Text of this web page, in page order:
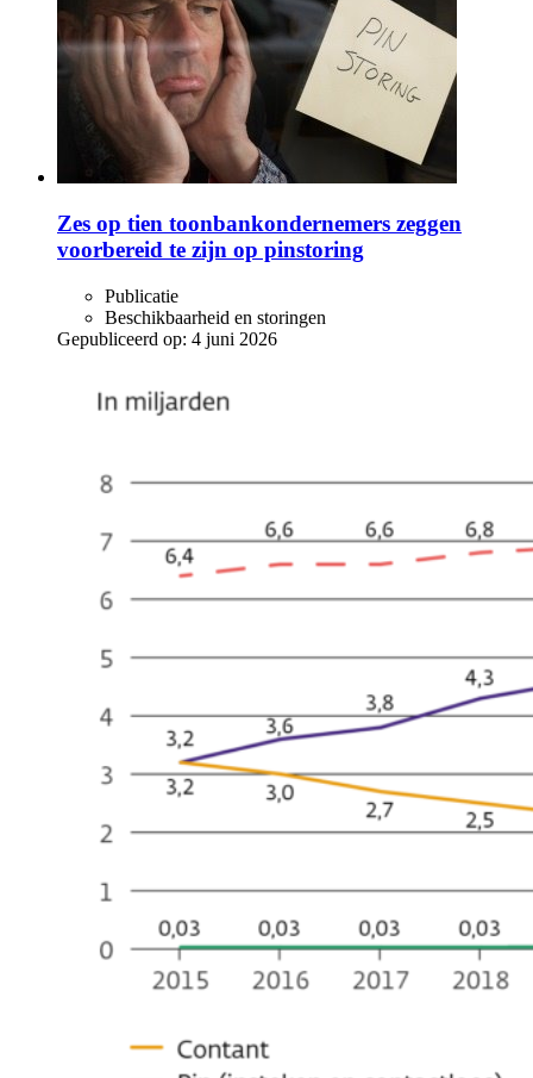
Zes op tien toonbankondernemers zeggen
voorbereid te zijn op pinstoring
Publicatie
Beschikbaarheid en storingen
Gepubliceerd op: 4 juni 2026